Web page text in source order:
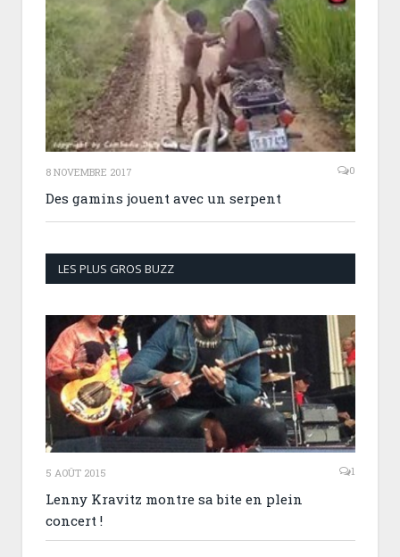
8 NOVEMBRE 2017 0
Des gamins jouent avec un serpent
LES PLUS GROS BUZZ
5 AOÛT 2015 1
Lenny Kravitz montre sa bite en plein
concert !